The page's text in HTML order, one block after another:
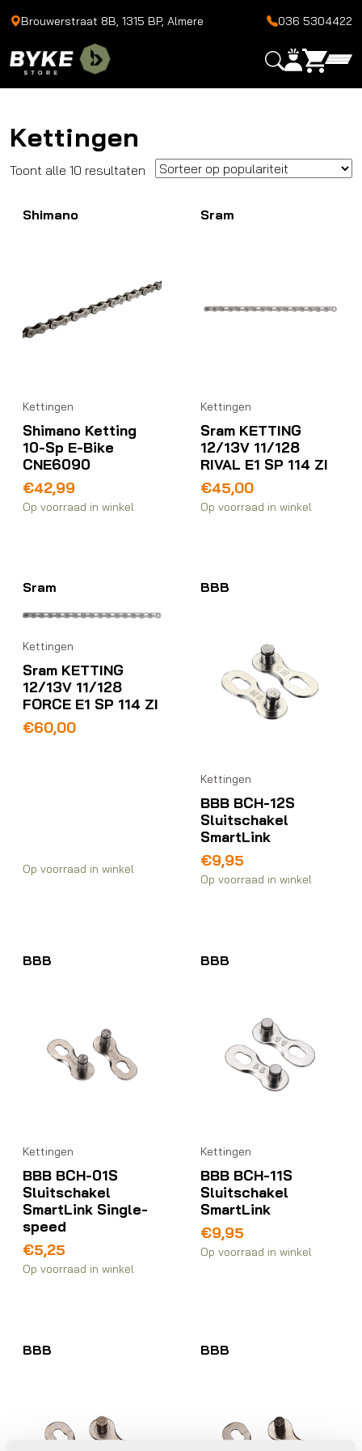
Brouwerstraat 8B, 1315 BP, Almere 036 5304422
Kettingen
Toont alle 10 resultaten Gesorteerd
populariteit
Shimano
Kettingen
Shimano Ketting
10-Sp E-Bike
CNE6090
€42,99
Op voorraad in winkel
Sram
Kettingen
Sram KETTING
12/13V 11/128
RIVAL E1 SP 114 ZI
€45,00
Op voorraad in winkel
Sram
Kettingen
Sram KETTING
12/13V 11/128
FORCE E1 SP 114 ZI
€60,00
Op voorraad in winkel
BBB
Kettingen
BBB BCH-12S
Sluitschakel
SmartLink
€9,95
Op voorraad in winkel
BBB
Kettingen
BBB BCH-01S
Sluitschakel
SmartLink Single-
speed
€5,25
Op voorraad in winkel
BBB
Kettingen
BBB BCH-11S
Sluitschakel
SmartLink
€9,95
Op voorraad in winkel
BBB BBB